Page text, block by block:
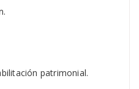
patrimonial.